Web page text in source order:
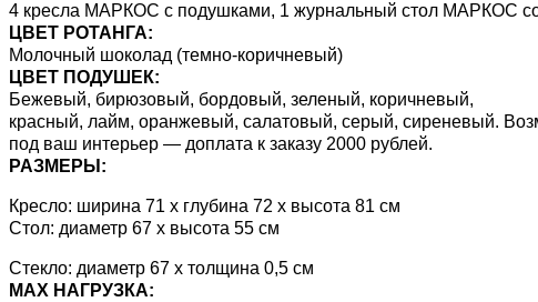
4 кресла МАРКОС с подушками, 1 журнальный стол МАРКОС
ЦВЕТ РОТАНГА:
Молочный шоколад (темно-коричневый)
ЦВЕТ ПОДУШЕК:
Бежевый, бирюзовый, бордовый, зеленый, коричневый,
красный, лайм, оранжевый, салатовый, серый, сиреневый.
под ваш интерьер — доплата к заказу 2000 рублей.
РАЗМЕРЫ:
Кресло: ширина 71 х глубина 72 х высота 81 см
Стол: диаметр 67 х высота 55 см
Стекло: диаметр 67 х толщина 0,5 см
MAX НАГРУЗКА: